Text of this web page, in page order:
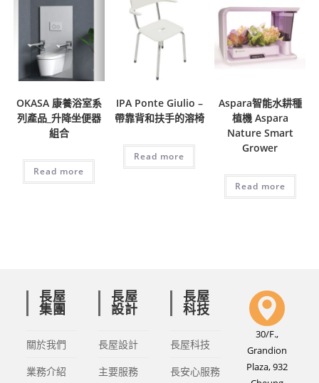
OKASA 康養浴室系
列產品_升降坐便器
組合
Read more
IPA Ponte Giulio –
帶靠背和扶手的溶椅
Read more
Aspara智能水耕種
植機 Aspara
Nature Smart
Grower
Read more
長屋
集團
關於我們
業務介紹
長屋
設計
長屋設計
主要服務
長屋
科技
長屋科技
長安心服務
30/F.,
Grandion
Plaza, 932